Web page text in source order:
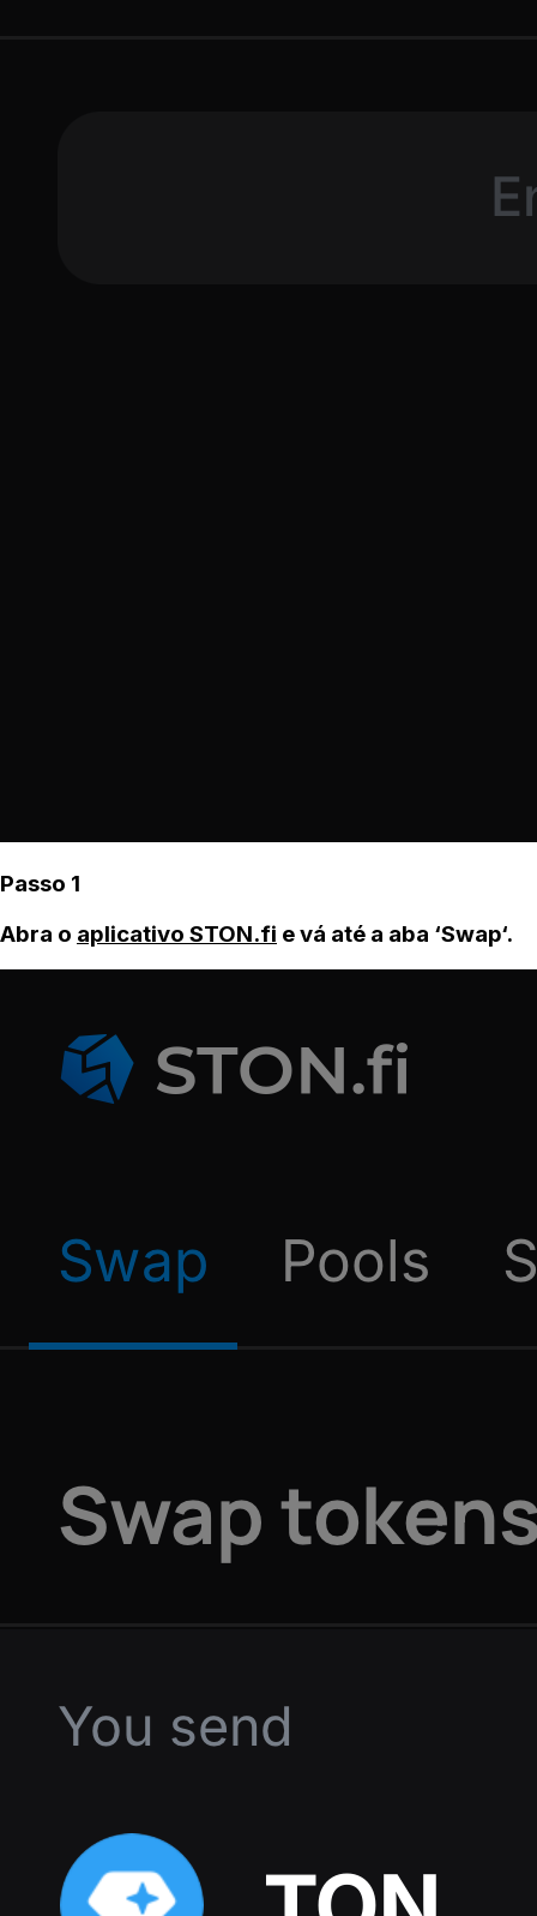
Passo 1
Abra o aplicativo STON.fi e vá até a aba ‘Swap‘.